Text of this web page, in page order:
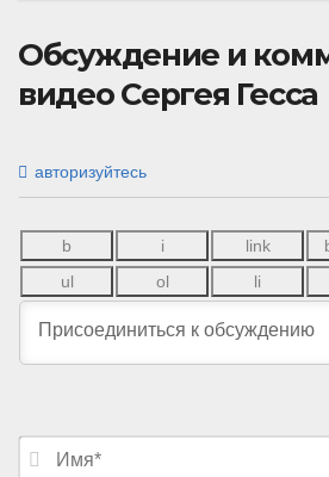
Обсуждение и
видео Сергея Гесса
авторизуйтесь